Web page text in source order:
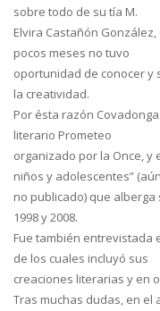
sobre todo de su tía M.
Elvira Castañón
pocos meses no tuvo
oportunidad de conocer y
la creatividad.
Por ésta razón
literario Prometeo
organizado por la Once, y
niños y adolescentes” (aún
no publicado) que
1998 y 2008.
Fue también entrevistada
de los cuales incluyó sus
creaciones literarias y en
Tras muchas dudas, en el